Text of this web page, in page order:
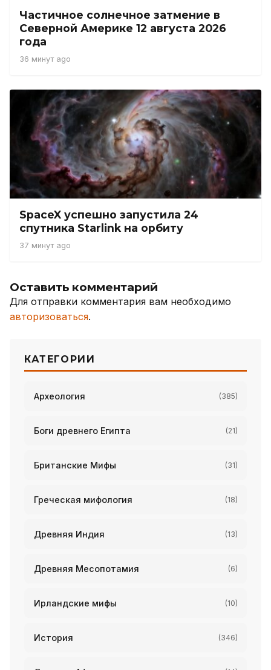
Частичное солнечное затмение в
Северной Америке 12 августа 2026
года
36 минут ago
SpaceX успешно запустила 24
спутника Starlink на орбиту
37 минут ago
Оставить комментарий
Для отправки комментария вам необходимо
авторизоваться.
КАТЕГОРИИ
Археология (385)
Боги древнего Египта (21)
Британские Мифы (31)
Греческая мифология (18)
Древняя Индия (13)
Древняя Месопотамия (6)
Ирландские мифы (10)
История (346)